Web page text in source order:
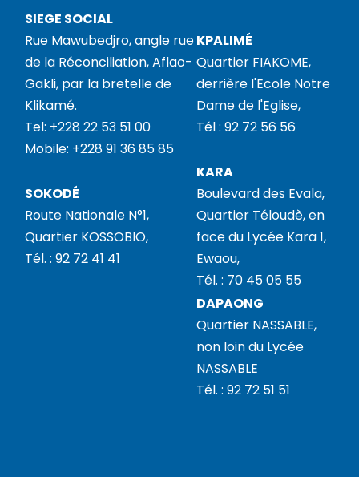
SIEGE SOCIAL
Rue Mawubedjro, angle rue
de la Réconciliation, Aflao-
Gakli, par la bretelle de
Klikamé.
Tel: +228 22 53 51 00
Mobile: +228 91 36 85 85
KPALIMÉ
Quartier FIAKOME,
derrière l'Ecole Notre
Dame de l'Eglise,
Tél : 92 72 56 56
SOKODÉ
Route Nationale N°1,
Quartier KOSSOBIO,
Tél. : 92 72 41 41
KARA
Boulevard des Evala,
Quartier Téloudè, en
face du Lycée Kara 1,
Ewaou,
Tél. : 70 45 05 55
DAPAONG
Quartier NASSABLE,
non loin du Lycée
NASSABLE
Tél. : 92 72 51 51